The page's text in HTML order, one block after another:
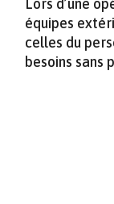
Lors d’une
équipes
celles du
besoins sans